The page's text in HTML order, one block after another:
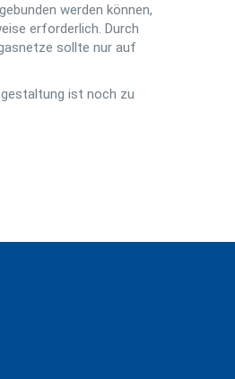
werden können,
erforderlich. Durch
sollte nur auf
ist noch zu